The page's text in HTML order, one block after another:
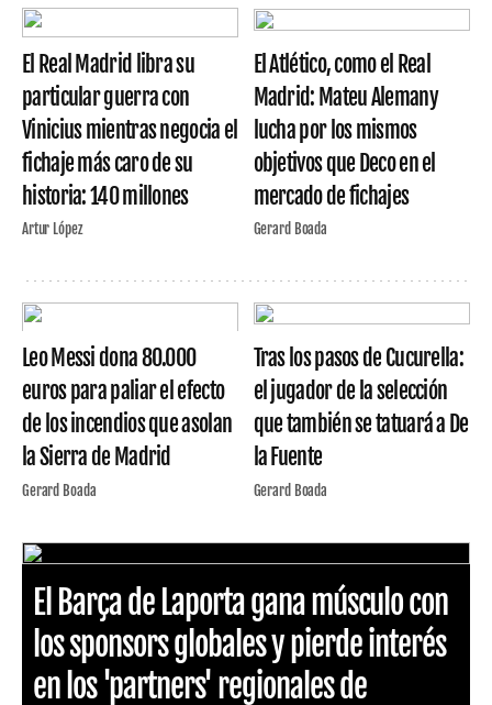
El Real Madrid libra su
particular guerra con
Vinicius mientras negocia el
fichaje más caro de su
historia: 140 millones
Artur López
El Atlético, como el Real
Madrid: Mateu Alemany
lucha por los mismos
objetivos que Deco en el
mercado de fichajes
Gerard Boada
Leo Messi dona 80.000
euros para paliar el efecto
de los incendios que asolan
la Sierra de Madrid
Gerard Boada
Tras los pasos de Cucurella:
el jugador de la selección
que también se tatuará a De
la Fuente
Gerard Boada
El Barça de Laporta gana músculo con
los sponsors globales y pierde interés
en los 'partners' regionales de